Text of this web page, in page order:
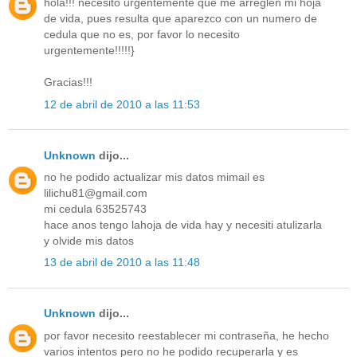
hola!!! necesito urgentemente que me arreglen mi hoja
de vida, pues resulta que aparezco con un numero de
cedula que no es, por favor lo necesito
urgentemente!!!!!}
Gracias!!!
12 de abril de 2010 a las 11:53
Unknown dijo...
no he podido actualizar mis datos mimail es
lilichu81@gmail.com
mi cedula 63525743
hace anos tengo lahoja de vida hay y necesiti atulizarla
y olvide mis datos
13 de abril de 2010 a las 11:48
Unknown dijo...
por favor necesito reestablecer mi contraseña, he hecho
varios intentos pero no he podido recuperarla y es